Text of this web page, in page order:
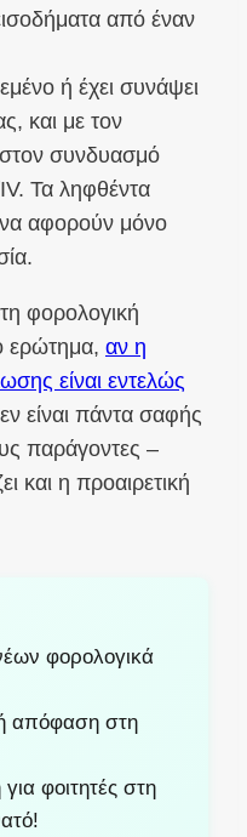
από έναν
ή έχει συνάψει
και με τον
συνδυασμό
Τα ληφθέντα
αφορούν μόνο
φορολογική
ερώτημα, αν η
είναι εντελώς
είναι πάντα σαφής
παράγοντες –
και η προαιρετική
φορολογικά
απόφαση στη
φοιτητές στη